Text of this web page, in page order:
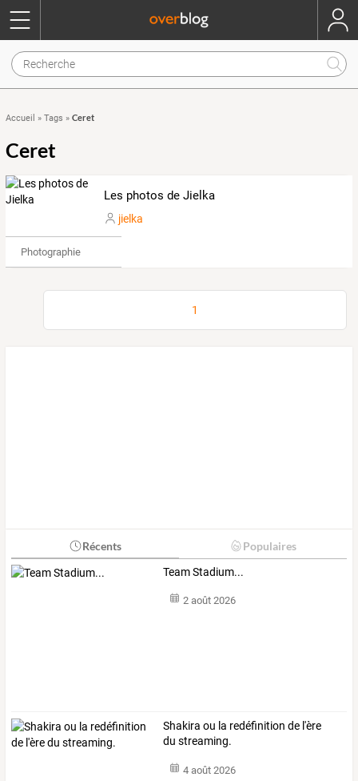
Accueil » Tags » Ceret
Ceret
Les photos de Jielka
jielka
Photographie
1
Récents Populaires
Team Stadium...
2 août 2026
Shakira ou la redéfinition de l'ère
du streaming.
4 août 2026